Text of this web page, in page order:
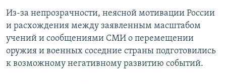
Из-за непрозрачности, неясной мотивации России
и расхождения между заявленным масштабом
учений и сообщениями СМИ о перемещении
оружия и военных соседние страны подготовились
к возможному негативному развитию событий.